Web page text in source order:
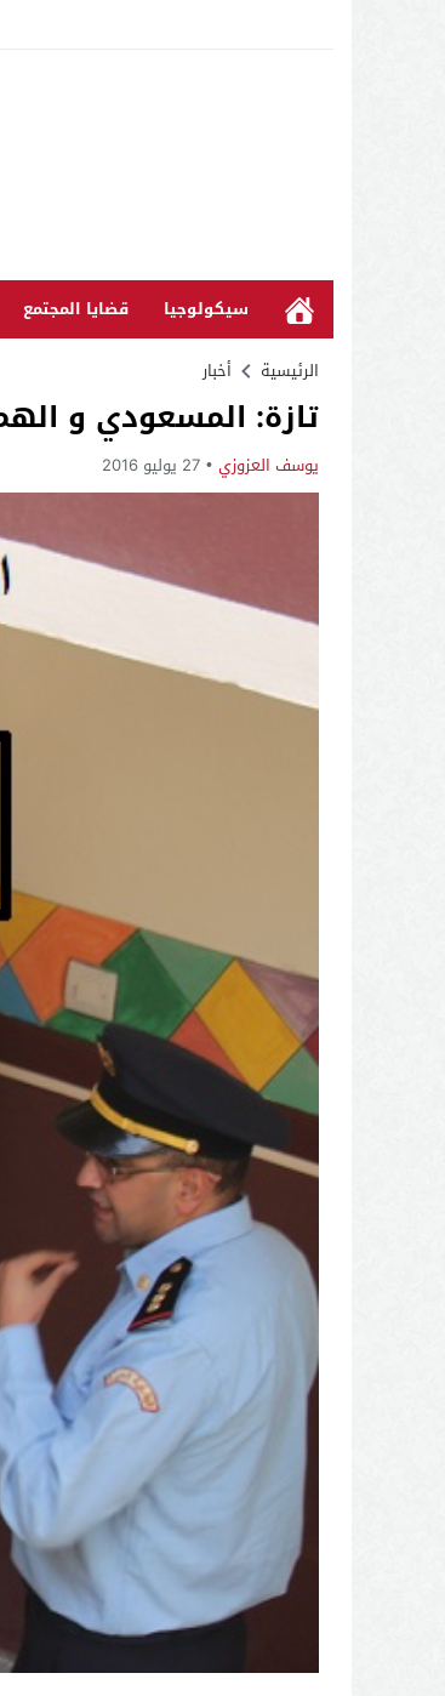
سيكولوجيا قضايا المجتمع
الرئيسية أخبار
تازة: المسعودي و
يوسف العزوزي 27 يوليو 2016